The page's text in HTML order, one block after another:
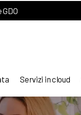
Servizi in cloud